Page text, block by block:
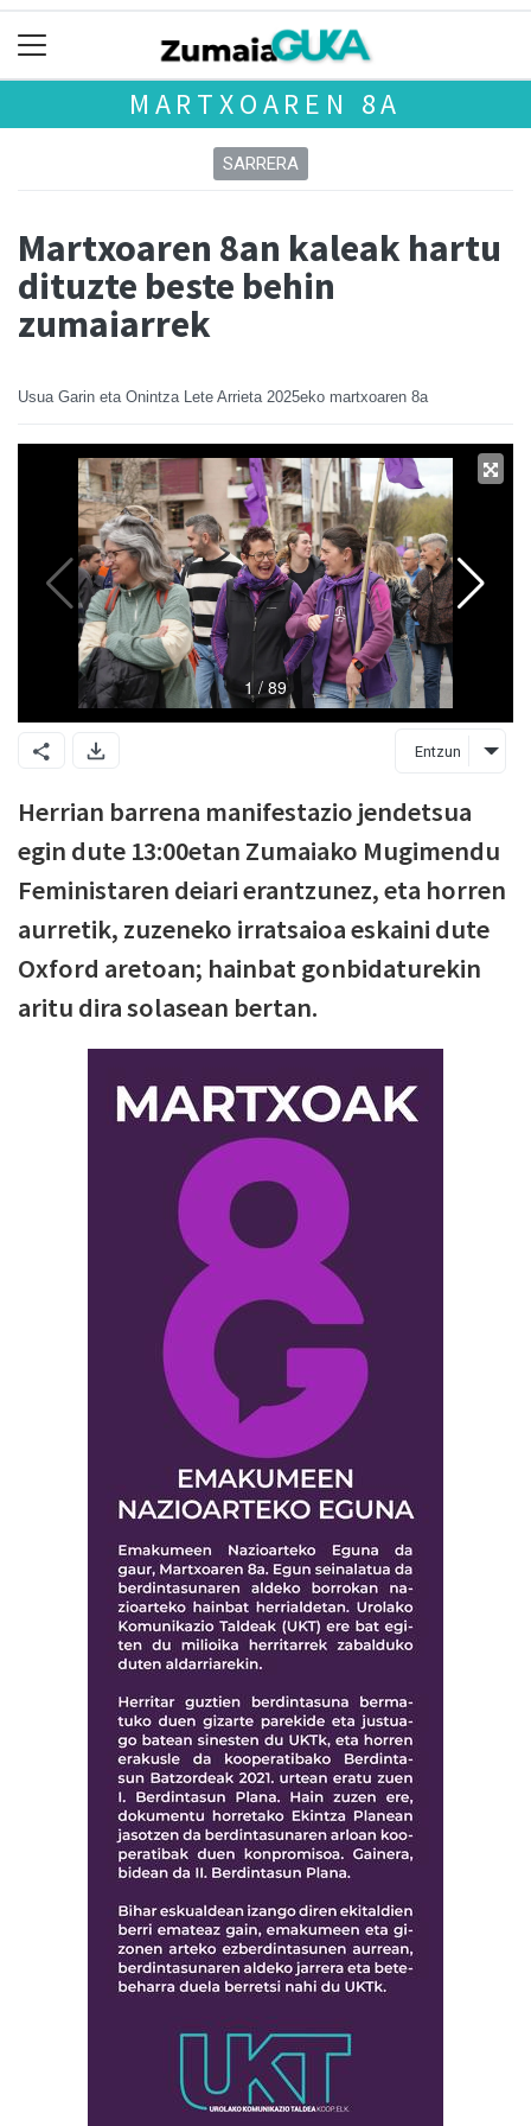
MARTXOAREN 8A
SARRERA
Martxoaren 8an kaleak hartu
dituzte beste behin
zumaiarrek
Usua Garin eta Onintza Lete Arrieta 2025eko martxoaren 8a
Entzun
Herrian barrena manifestazio jendetsua
egin dute 13:00etan Zumaiako Mugimendu
Feministaren deiari erantzunez, eta horren
aurretik, zuzeneko irratsaioa eskaini dute
Oxford aretoan; hainbat gonbidaturekin
aritu dira solasean bertan.